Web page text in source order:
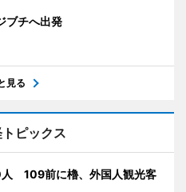
ブチへ出発
見る
ピックス
人 109前に櫓、外国人観光客